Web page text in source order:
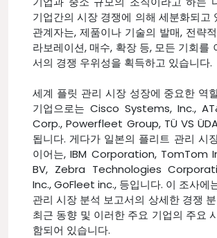
기업간의 시장 경쟁에 의해 세분화되고
관계자는, 제품이나 기술의 발매, 전략
라보레이션, 매수, 확장 등, 모든 기회를
서의 경쟁 우위성을 획득하고 있습니다.
세계 플릿 관리 시장 성장에 중요한 역
기업으로는 Cisco Systems, Inc.,
Corp., Powerfleet Group, TÜ VS
됩니다. 게다가 일본의 플리트 관리 시
이어는, IBM Corporation, TomTom
BV, Zebra Technologies
Inc., GoFleet inc., 등입니다. 이 조사에
관리 시장 분석 보고서의 상세한 경쟁
최근 동향 및 이러한 주요 기업의 주요
함되어 있습니다.